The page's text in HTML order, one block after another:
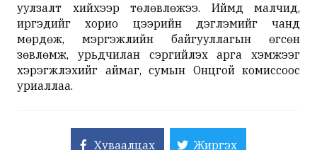
уулзалт хийхээр төлөвлөжээ. Иймд малчид,
иргэдийг хорио цээрийн дэглэмийг чанд
мөрдөж, мэргэжлийн байгууллагын өгсөн
зөвлөмж, урьдчилан сэргийлэх арга хэмжээг
хэрэгжүүлэхийг аймаг, сумын Онцгой комиссоос
уриаллаа.
Хуваалцах Жиргэх